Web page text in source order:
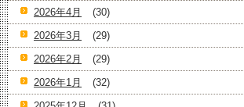
2026年4月
(30)
2026年3月
(29)
2026年2月
(29)
2026年1月
(32)